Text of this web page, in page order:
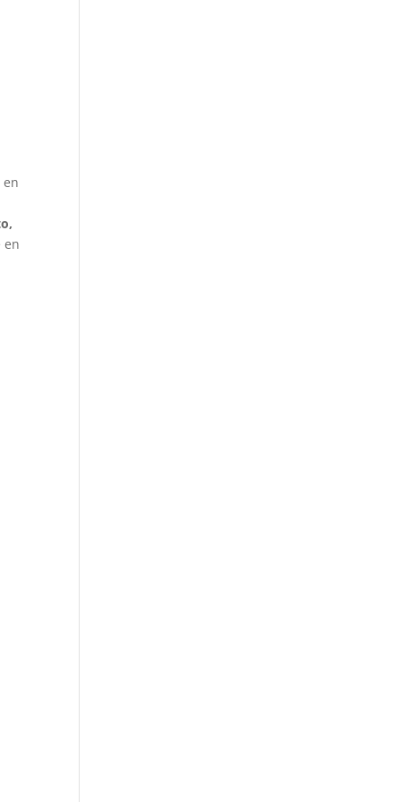
en
en